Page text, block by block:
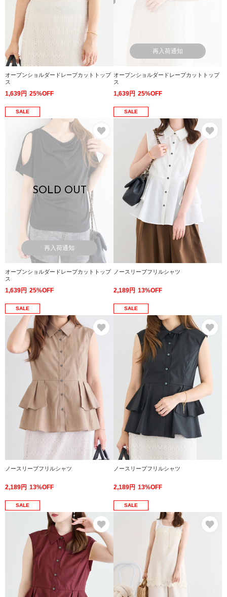
オープンショルダードレープカットトップ
ス
1,639円 25%OFF
再入荷通知
オープンショルダードレープカットトップ
ス
1,639円 25%OFF
SALE
SOLD OUT
再入荷通知
オープンショルダードレープカットトップ
ス
1,639円 25%OFF
SALE
ノースリーブフリルシャツ
2,189円 13%OFF
SALE
ノースリーブフリルシャツ
2,189円 13%OFF
SALE
ノースリーブフリルシャツ
2,189円 13%OFF
SALE SALE